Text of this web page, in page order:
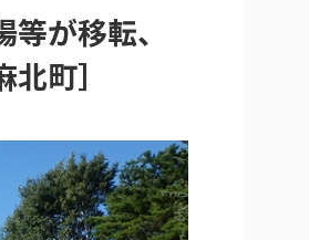
が移転、
町］